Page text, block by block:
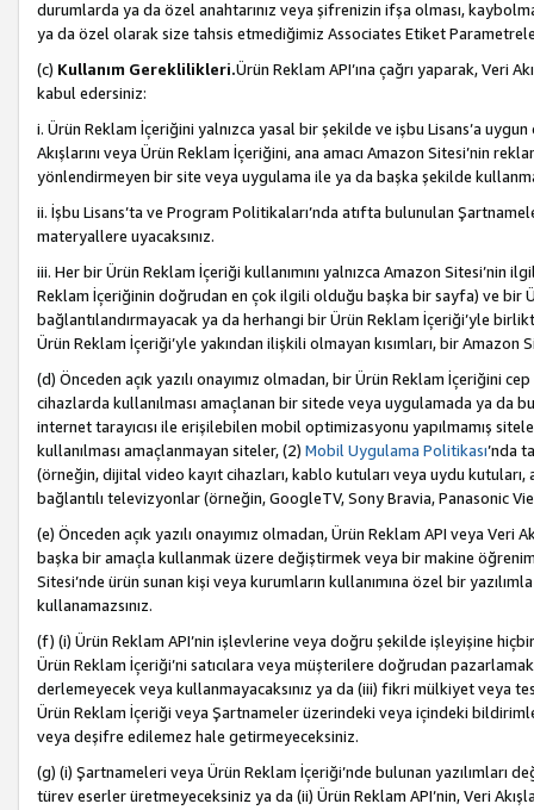
durumlarda ya da özel anahtarınız veya şifrenizin ifşa olması,
ya da özel olarak size tahsis etmediğimiz Associates Etiket
(c) Kullanım Gereklilikleri.Ürün Reklam API’ına çağrı yaparak, Veri
kabul edersiniz:
i. Ürün Reklam İçeriğini yalnızca yasal bir şekilde ve işbu Lisans’a uygun
Akışlarını veya Ürün Reklam İçeriğini, ana amacı Amazon Sitesi’nin
yönlendirmeyen bir site veya uygulama ile ya da başka şekilde
ii. İşbu Lisans’ta ve Program Politikaları’nda atıfta bulunulan
materyallere uyacaksınız.
iii. Her bir Ürün Reklam İçeriği kullanımını yalnızca Amazon
Reklam İçeriğinin doğrudan en çok ilgili olduğu başka bir sayfa) ve bir
bağlantılandırmayacak ya da herhangi bir Ürün Reklam İçeriği’yle
Ürün Reklam İçeriği’yle yakından ilişkili olmayan kısımları, bir Amazon
(d) Önceden açık yazılı onayımız olmadan, bir Ürün Reklam İçeriğini
cihazlarda kullanılması amaçlanan bir sitede veya uygulamada ya da
internet tarayıcısı ile erişilebilen mobil optimizasyonu yapılmamış
kullanılması amaçlanmayan siteler, (2) Mobil Uygulama Politikası’nda
(örneğin, dijital video kayıt cihazları, kablo kutuları veya uydu kutuları,
bağlantılı televizyonlar (örneğin, GoogleTV, Sony Bravia, Panasonic
(e) Önceden açık yazılı onayımız olmadan, Ürün Reklam API veya
başka bir amaçla kullanmak üzere değiştirmek veya bir makine
Sitesi’nde ürün sunan kişi veya kurumların kullanımına özel bir
kullanamazsınız.
(f) (i) Ürün Reklam API’nin işlevlerine veya doğru şekilde işleyişine
Ürün Reklam İçeriği’ni satıcılara veya müşterilere doğrudan
derlemeyecek veya kullanmayacaksınız ya da (iii) fikri mülkiyet veya
Ürün Reklam İçeriği veya Şartnameler üzerindeki veya içindeki
veya deşifre edilemez hale getirmeyeceksiniz.
(g) (i) Şartnameleri veya Ürün Reklam İçeriği’nde bulunan
türev eserler üretmeyeceksiniz ya da (ii) Ürün Reklam API’nin, Veri